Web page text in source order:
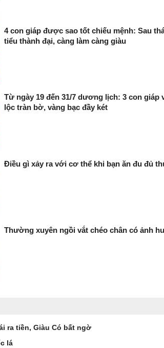
4 con giáp được sao tốt chiếu mệnh: Sau
tiểu thành đại, càng làm càng giàu
Từ ngày 19 đến 31/7 dương lịch: 3 con giáp
lộc tràn bờ, vàng bạc đầy két
Điều gì xảy ra với cơ thể khi bạn ăn đu đủ
Thường xuyên ngồi vắt chéo chân có ảnh
ra tiền, Giàu Có bất ngờ
lá